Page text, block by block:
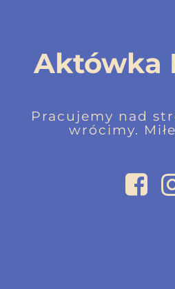
Aktówka
Pracujemy nad
wrócimy.